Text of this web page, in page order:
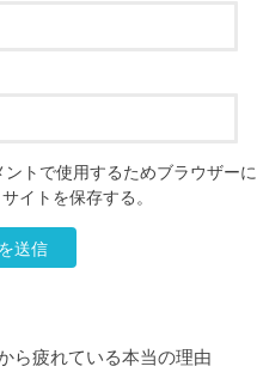
ントで使用するためブラウザー
イトを保存する。
ら疲れている本当の理由